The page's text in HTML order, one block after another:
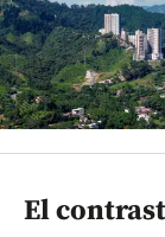
El